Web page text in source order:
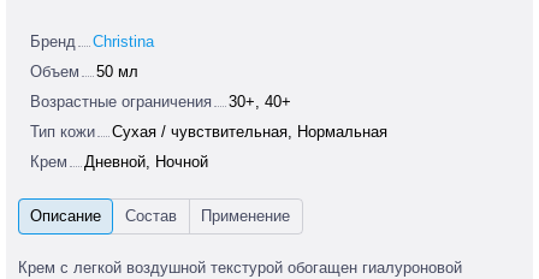
Бренд
Christina
Объем
50 мл
Возрастные ограничения
30+, 40+
Тип кожи
Сухая / чувствительная, Нормальная
Крем
Дневной, Ночной
Крем с легкой воздушной текстурой обогащен гиалуроновой